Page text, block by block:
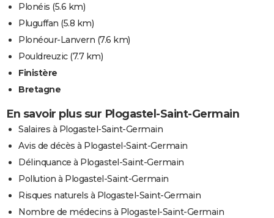
Plonéis (5.6 km)
Pluguffan (5.8 km)
Plonéour-Lanvern (7.6 km)
Pouldreuzic(7.7 km)
Finistère
Bretagne
En savoir plus sur Plogastel-Saint-Germain
Salaires à Plogastel-Saint-Germain
Avis de décès à Plogastel-Saint-Germain
Délinquance à Plogastel-Saint-Germain
Pollution à Plogastel-Saint-Germain
Risques naturels à Plogastel-Saint-Germain
Nombre de médecins à Plogastel-Saint-Germain